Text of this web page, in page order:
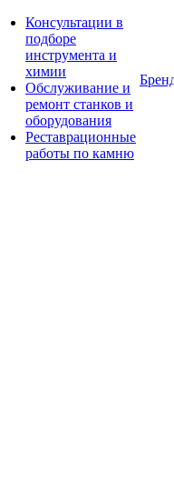
Консультации в
подборе
инструмента и
химии
Обслуживание и
ремонт станков и
оборудования
Реставрационные
работы по камню